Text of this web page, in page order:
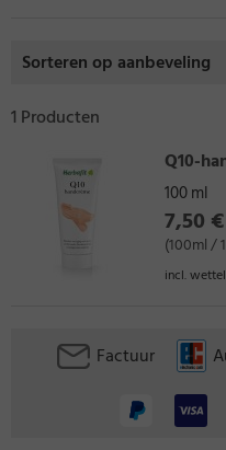
Sorteren op aanbeveling
1 Producten
Q10-
100 ml
7,50 €
(100ml /
incl.
Factuur